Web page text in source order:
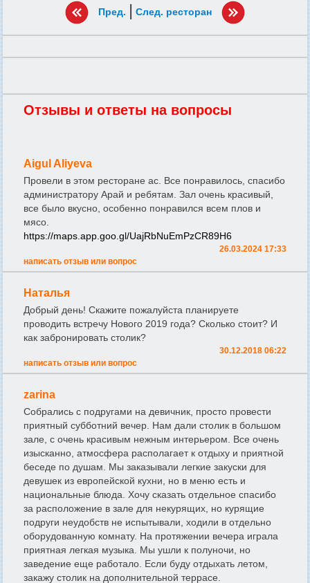
Пред. | След. ресторан
Отзывы и ответы на вопросы
Aigul Aliyeva
Провели в этом ресторане ас. Все понравилось, спасибо
администратору Арай и ребятам. Зал очень красивый,
все было вкусно, особенно понравился всем плов и
мясо.
https://maps.app.goo.gl/UajRbNuEmPzCR89H6
26.03.2024 17:33
написать отзыв или вопрос
Наталья
Добрый день! Скажите пожалуйста планируете
проводить встречу Нового 2019 года? Сколько стоит? И
как забронировать столик?
30.12.2018 06:22
написать отзыв или вопрос
zarina
Собрались с подругами на девичник, просто провести
приятный субботний вечер. Нам дали столик в большом
зале, с очень красивым нежным интерьером. Все очень
изысканно, атмосфера располагает к отдыху и приятной
беседе по душам. Мы заказывали легкие закуски для
девушек из европейской кухни, но в меню есть и
национальные блюда. Хочу сказать отдельное спасибо
за расположение в зале для некурящих, но курящие
подруги неудобств не испытывали, ходили в отдельно
оборудованную комнату. На протяжении вечера играла
приятная легкая музыка. Мы ушли к полуночи, но
заведение еще работало. Если буду отдыхать летом,
закажу столик на дополнительной террасе.